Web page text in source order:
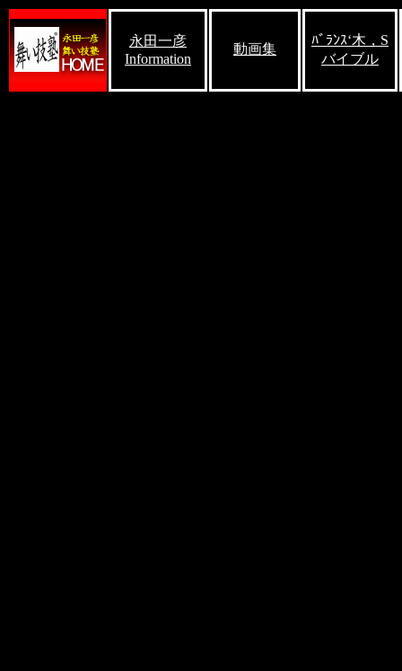
永田一彦
Information
動画集
ﾊﾞﾗﾝｽ‘木，S
バイブル